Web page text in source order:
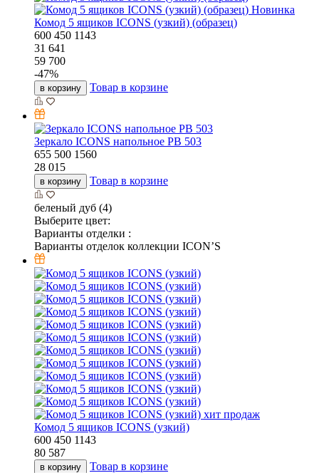
Новинка
Комод 5 ящиков ICONS (узкий) (образец)
600 450 1143
31 641
59 700
-47%
в корзину Товар в корзине
Зеркало ICONS напольное РВ 503
655 500 1560
28 015
в корзину Товар в корзине
беленый дуб (4)
Выберите цвет:
Варианты отделки :
Варианты отделок коллекции ICON’S
хит продаж
Комод 5 ящиков ICONS (узкий)
600 450 1143
80 587
в корзину Товар в корзине